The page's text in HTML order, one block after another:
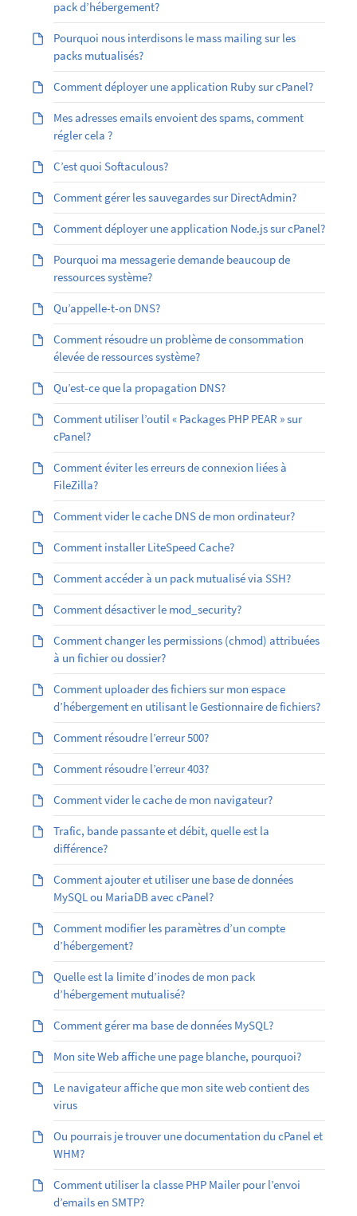
pack d’hébergement?
Pourquoi nous interdisons le mass mailing sur les
packs mutualisés?
Comment déployer une application Ruby sur cPanel?
Mes adresses emails envoient des spams, comment
régler cela ?
C’est quoi Softaculous?
Comment gérer les sauvegardes sur DirectAdmin?
Comment déployer une application Node.js sur cPanel?
Pourquoi ma messagerie demande beaucoup de
ressources système?
Qu’appelle-t-on DNS?
Comment résoudre un problème de consommation
élevée de ressources système?
Qu’est-ce que la propagation DNS?
Comment utiliser l’outil « Packages PHP PEAR » sur
cPanel?
Comment éviter les erreurs de connexion liées à
FileZilla?
Comment vider le cache DNS de mon ordinateur?
Comment installer LiteSpeed Cache?
Comment accéder à un pack mutualisé via SSH?
Comment désactiver le mod_security?
Comment changer les permissions (chmod) attribuées
à un fichier ou dossier?
Comment uploader des fichiers sur mon espace
d’hébergement en utilisant le Gestionnaire de fichiers?
Comment résoudre l’erreur 500?
Comment résoudre l’erreur 403?
Comment vider le cache de mon navigateur?
Trafic, bande passante et débit, quelle est la
différence?
Comment ajouter et utiliser une base de données
MySQL ou MariaDB avec cPanel?
Comment modifier les paramètres d’un compte
d’hébergement?
Quelle est la limite d’inodes de mon pack
d’hébergement mutualisé?
Comment gérer ma base de données MySQL?
Mon site Web affiche une page blanche, pourquoi?
Le navigateur affiche que mon site web contient des
virus
Ou pourrais je trouver une documentation du cPanel et
WHM?
Comment utiliser la classe PHP Mailer pour l’envoi
d’emails en SMTP?